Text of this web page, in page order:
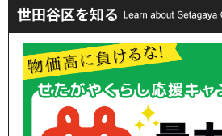
世田谷区を知る